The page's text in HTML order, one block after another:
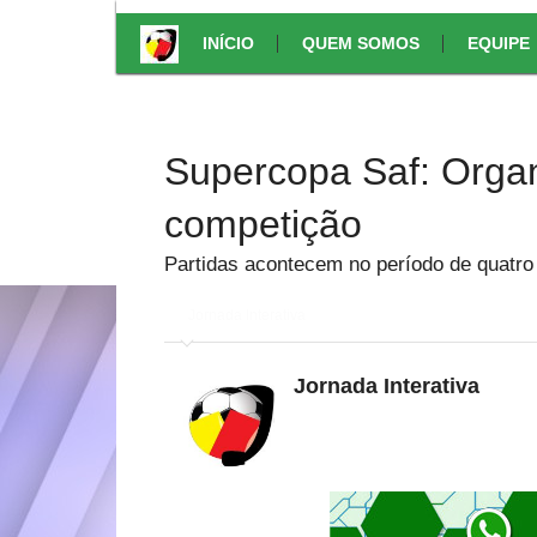
INÍCIO QUEM SOMOS EQUIPE
Supercopa Saf:
competição
Partidas acontecem no período de
Jornada Interativa